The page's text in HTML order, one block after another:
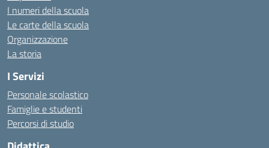
I numeri della scuola
Le carte della scuola
Organizzazione
La storia
I Servizi
Personale scolastico
Famiglie e studenti
Percorsi di studio